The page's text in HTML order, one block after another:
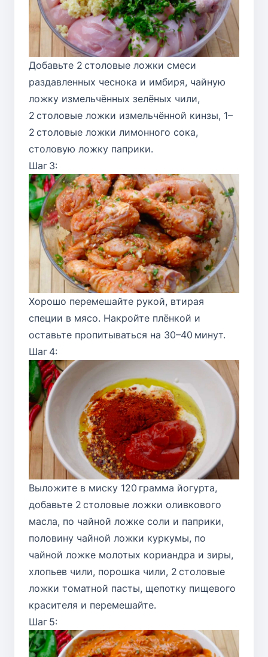
Добавьте 2 столовые ложки смеси
раздавленных чеснока и имбиря, чайную
ложку измельчённых зелёных чили,
2 столовые ложки измельчённой кинзы, 1–
2 столовые ложки лимонного сока,
столовую ложку паприки.
Шаг 3:
Хорошо перемешайте рукой, втирая
специи в мясо. Накройте плёнкой и
оставьте пропитываться на 30–40 минут.
Шаг 4:
Выложите в миску 120 грамма йогурта,
добавьте 2 столовые ложки оливкового
масла, по чайной ложке соли и паприки,
половину чайной ложки куркумы, по
чайной ложке молотых кориандра и зиры,
хлопьев чили, порошка чили, 2 столовые
ложки томатной пасты, щепотку пищевого
красителя и перемешайте.
Шаг 5: